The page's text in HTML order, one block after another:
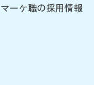
ーケ職の採用情報